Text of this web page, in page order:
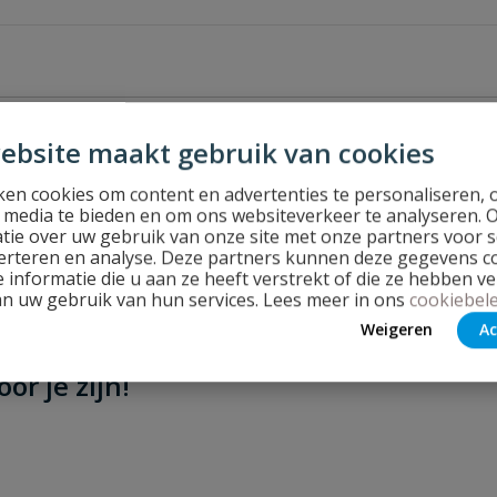
maakt gebruik van cookies
cookies om content en advertenties te personaliseren,
te bieden en om ons websiteverkeer te analyseren.
over uw gebruik van onze site met onze partners voor
en analyse. Deze partners kunnen deze gegevens
informatie die u aan ze heeft verstrekt of die ze hebben
uw gebruik van hun services. Lees meer in ons
Weigeren
Stel jouw
je zijn!